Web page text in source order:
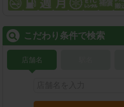
こだわり条件で検索
店舗名